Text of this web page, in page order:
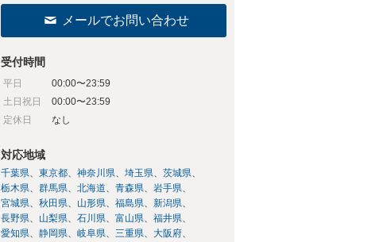
メールでお問い合わせ
受付時間
平日
00:00〜23:59
土日祝日
00:00〜23:59
定休日
なし
対応地域
千葉県 東京都 神奈川県 埼玉県
茨城県
栃木県
群馬県 北海道 青森県
岩手県
宮城県
秋田県 山形県 福島県
新潟県
長野県
山梨県 石川県 富山県
福井県
愛知県
静岡県 岐阜県 三重県
大阪府